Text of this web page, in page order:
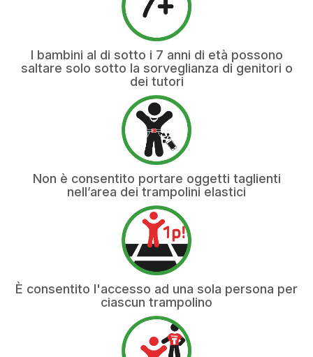
I bambini al di sotto i 7 anni di età possono
saltare solo sotto la sorveglianza di genitori o
dei tutori
Non è consentito portare oggetti taglienti
nell’area dei trampolini elastici
È consentito l'accesso ad una sola persona per
ciascun trampolino